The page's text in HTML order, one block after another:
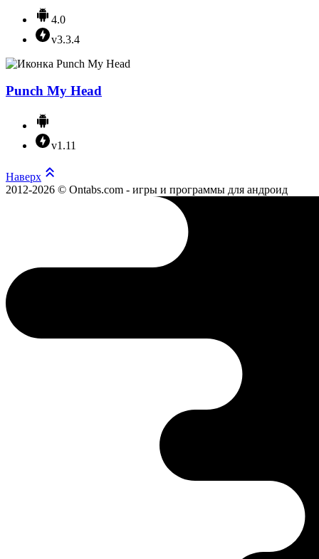
4.0
v3.3.4
Punch My Head
v1.11
Наверх
2012-2026 © Ontabs.com - игры и программы для андроид